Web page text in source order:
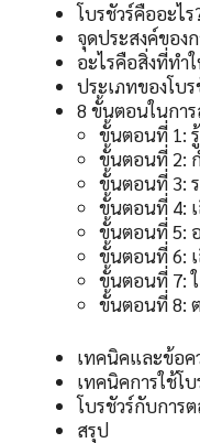
โบรชัวร์คืออะไร
จุดประสงค์ของ
อะไรคือสิ่งที่ทำ
ประเภทของโบร
8 ขั้นตอนในกา
ขั้นตอนที่ 1:
ขั้นตอนที่ 2:
ขั้นตอนที่ 3:
ขั้นตอนที่ 4:
ขั้นตอนที่ 5:
ขั้นตอนที่ 6:
ขั้นตอนที่ 7:
ขั้นตอนที่ 8:
เทคนิคและข้อค
เทคนิคการใช้โ
โบรชัวร์กับการ
สรุป